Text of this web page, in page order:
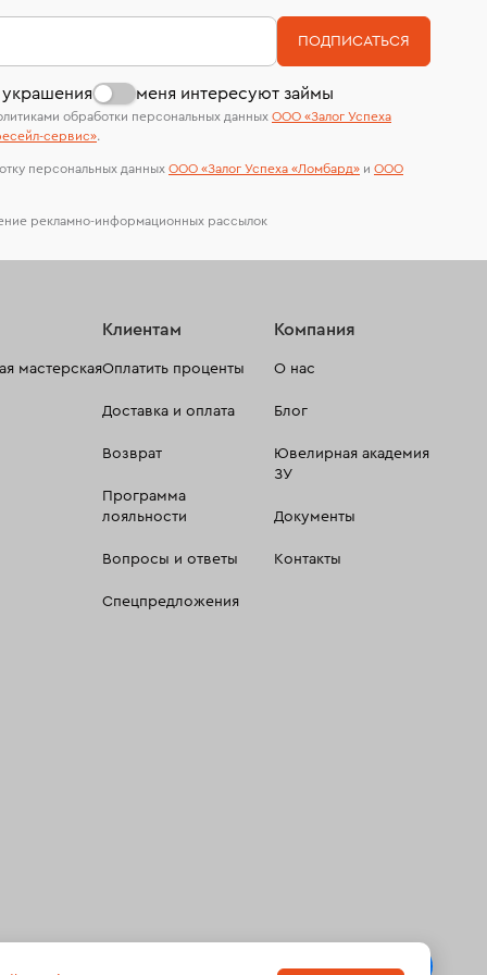
На особо ценные изделия получены
сертификаты МГУ и других геммологических
лабораторий
меня интересуют займы
ПОДПИСАТЬСЯ
обработки персональных данных ООО «Залог Успеха
сервиc».
персональных данных ООО «Залог Успеха «Ломбард» и ООО
рекламно-информационных рассылок
мастерская
Клиентам
Оплатить проценты
Доставка и оплата
Возврат
Программа
лояльности
Вопросы и ответы
Спецпредложения
Компания
О нас
Блог
Ювелирная академия
ЗУ
Документы
Контакты